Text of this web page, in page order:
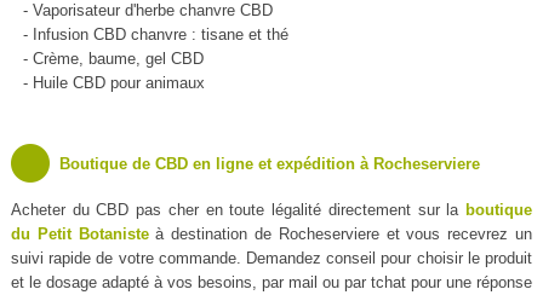
- Vaporisateur d'herbe chanvre CBD
- Infusion CBD chanvre : tisane et thé
- Crème, baume, gel CBD
- Huile CBD pour animaux
Boutique de CBD en ligne et expédition à Rocheserviere
Acheter du CBD pas cher en toute légalité directement sur la boutique
du Petit Botanisteà destination de Rocheserviere et vous recevrez un
suivi rapide de votre commande. Demandez conseil pour choisir le produit
et le dosage adapté à vos besoins, par mail ou par tchat pour une réponse